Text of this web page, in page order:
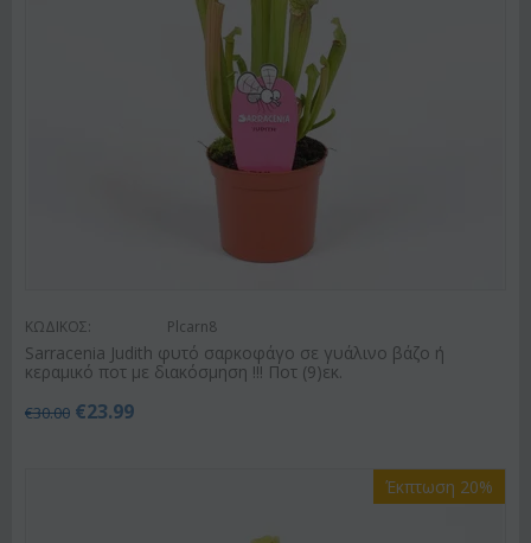
ΚΩΔΙΚΟΣ: Plcarn8
Sarracenia Judith φυτό σαρκοφάγο σε γυάλινο βάζο ή
κεραμικό ποτ με διακόσμηση !!! Ποτ (9)εκ.
€30.00 €23.99
Έκπτωση 20%